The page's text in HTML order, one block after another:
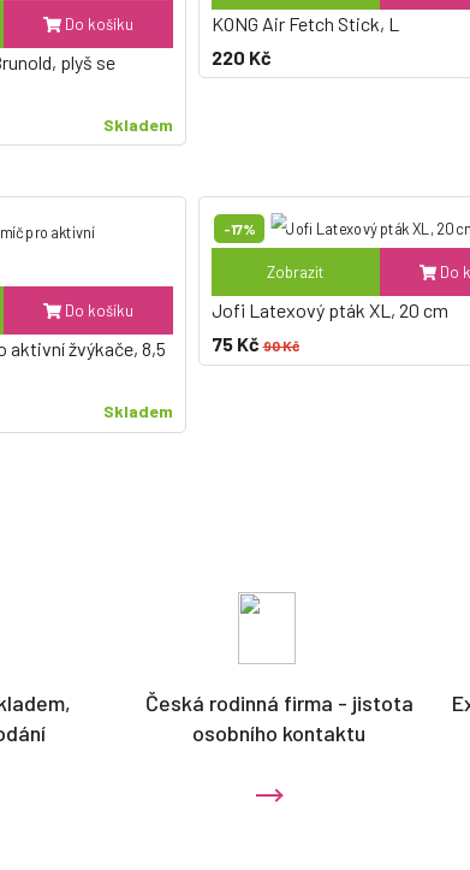
Do košíku
plyš se
Skladem
KONG Air Fetch Stick, L
220 Kč
Do košíku
aktivní žvýkače, 8,5
Skladem
-17%
Zobrazit Do
Jofi Latexový pták XL, 20 cm
75 Kč 90 Kč
Česká rodinná firma - jistota
osobního kontaktu